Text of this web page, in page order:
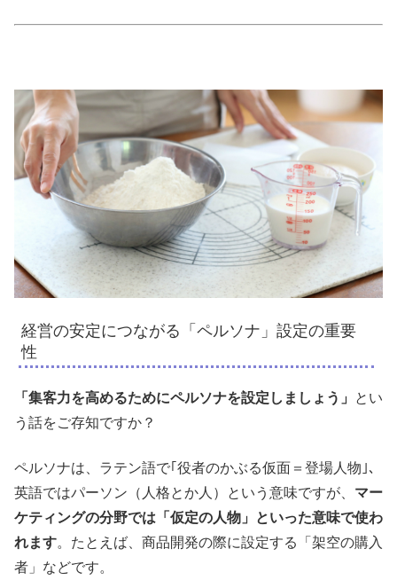
経営の安定につながる「ペルソナ」設定の重要
性
「集客力を高めるためにペルソナを設定しましょう」
とい
う話をご存知ですか？
ペルソナは、ラテン語で｢役者のかぶる仮面＝登場人物｣、
英語ではパーソン（人格とか人）という意味ですが、 マー
ケティングの分野では「仮定の人物」といった意味で使わ
れます。たとえば、商品開発の際に設定する「架空の購入
者」などです。